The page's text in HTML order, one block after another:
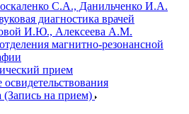
С.А., Данильченко И.А.
диагностика врачей
И.Ю., Алексеева А.М.
магнитно-резонансной
прием
на прием)